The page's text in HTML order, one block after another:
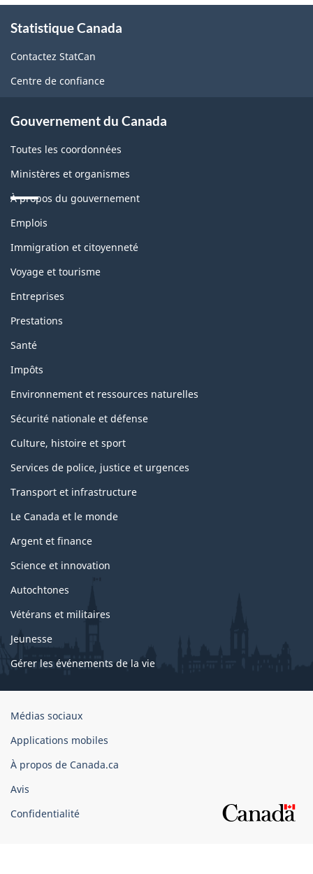
propos
de
ce
Statistique Canada
Contactez StatCan
Centre de confiance
Gouvernement du Canada
Toutes les coordonnées
Ministères et organismes
À propos du gouvernement
Thèmes
sujets
Emplois
Immigration et citoyenneté
Voyage et tourisme
Entreprises
Prestations
Santé
Impôts
Environnement et ressources naturelles
Sécurité nationale et défense
Culture, histoire et sport
Services de police, justice et urgences
Transport et infrastructure
Le Canada et le monde
Argent et finance
Science et innovation
Autochtones
Vétérans et militaires
Jeunesse
Gérer les événements de la vie
Organisation
gouvernement
du
Canada
Médias sociaux
Applications mobiles
À propos de Canada.ca
Avis
Confidentialité